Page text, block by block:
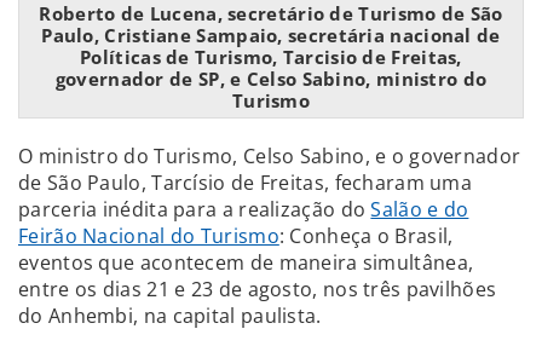
Roberto de Lucena, secretário de Turismo de São
Paulo, Cristiane Sampaio, secretária nacional de
Políticas de Turismo, Tarcisio de Freitas,
governador de SP, e Celso Sabino, ministro do
Turismo
O ministro do Turismo, Celso Sabino, e o governador
de São Paulo, Tarcísio de Freitas, fecharam uma
parceria inédita para a realização doSalão e do
Feirão Nacional do Turismo: Conheça o Brasil,
eventos que acontecem de maneira simultânea,
entre os dias 21 e 23 de agosto, nos três pavilhões
do Anhembi, na capital paulista.